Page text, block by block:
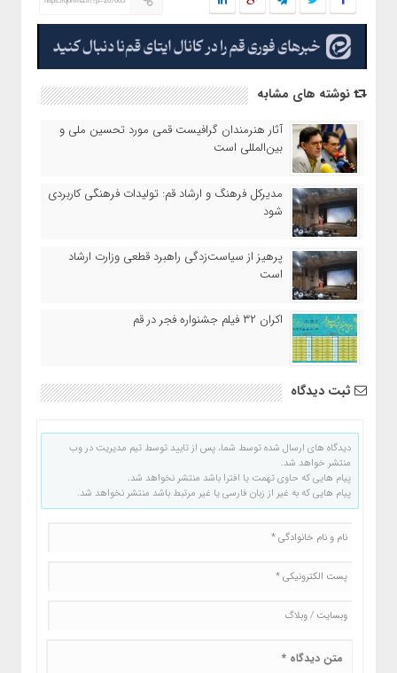
نوشته های مشابه
آثار هنرمندان گرافیست قمی مورد تحسین ملی و
بین‌المللی است
مدیرکل فرهنگ و ارشاد قم: تولیدات فرهنگی کاربردی
شود
پرهیز از سیاست‌زدگی راهبرد قطعی وزارت ارشاد
است
اکران ۳۲ فیلم جشنواره فجر در قم
ثبت دیدگاه
دیدگاه های ارسال شده توسط شما، پس از تایید توسط تیم مدیریت در وب
منتشر خواهد شد.
پیام هایی که حاوی تهمت یا افترا باشد منتشر نخواهد شد.
پیام هایی که به غیر از زبان فارسی یا غیر مرتبط باشد منتشر نخواهد شد.